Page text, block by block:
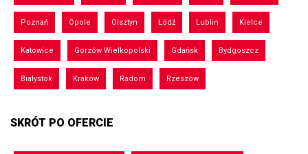
Poznań Opole Olsztyn Łódź Lublin Kielce
Katowice Gorzów Wielkopolski Gdańsk Bydgoszcz
Białystok Kraków Radom Rzeszów
SKRÓT PO OFERCIE